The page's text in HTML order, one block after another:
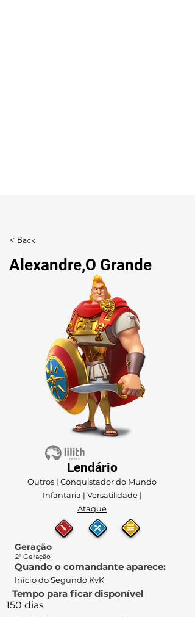
< Back
Alexandre,O Grande
Lendário
Outros | Conquistador do Mundo
Infantaria | Versatilidade |
Ataque
Geração
2ª Geração
Quando o comandante aparece:
Inicio do Segundo KvK
Tempo para ficar disponível
150 dias